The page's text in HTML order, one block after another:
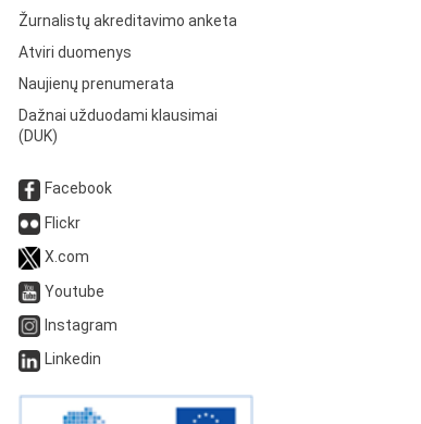
Žurnalistų akreditavimo anketa
Atviri duomenys
Naujienų prenumerata
Dažnai užduodami klausimai
(DUK)
Facebook
Flickr
X.com
Youtube
Instagram
Linkedin